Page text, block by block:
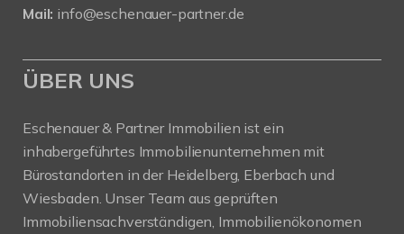
Mail: info@eschenauer-partner.de
ÜBER UNS
Eschenauer & Partner Immobilien ist ein
inhabergeführtes Immobilienunternehmen mit
Bürostandorten in der Heidelberg, Eberbach und
Wiesbaden. Unser Team aus geprüften
Immobiliensachverständigen, Immobilienökonomen